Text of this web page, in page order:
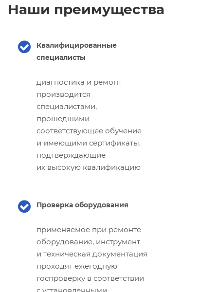
Наши преимущества
Квалифицированные
специалисты
диагностика и ремонт
производится
специалистами,
прошедшими
соответствующее обучение
и имеющими сертификаты,
подтверждающие
их высокую квалификацию
Проверка оборудования
применяемое при ремонте
оборудование, инструмент
и техническая документация
проходят ежегодную
госпроверку в соответствии